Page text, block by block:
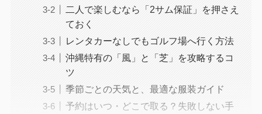
二人で楽しむなら「2サム保証」を押さえ
ておく
レンタカーなしでもゴルフ場へ行く方法
沖縄特有の「風」と「芝」を攻略するコ
ツ
季節ごとの天気と、最適な服装ガイド
予約はいつ・どこで取る？失敗しない手